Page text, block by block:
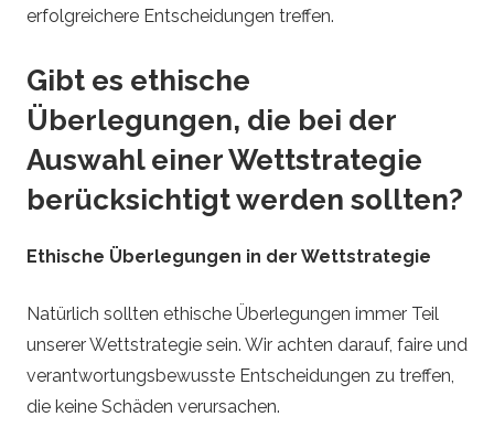
erfolgreichere Entscheidungen treffen.
Gibt es ethische
Überlegungen, die bei der
Auswahl einer Wettstrategie
berücksichtigt werden sollten?
Ethische Überlegungen in der Wettstrategie
Natürlich sollten ethische Überlegungen immer Teil
unserer Wettstrategie sein. Wir achten darauf, faire und
verantwortungsbewusste Entscheidungen zu treffen,
die keine Schäden verursachen.